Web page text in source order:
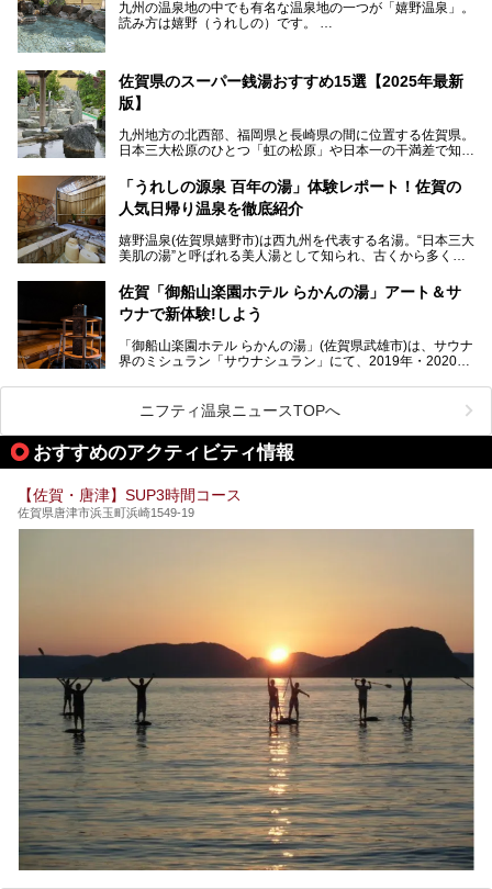
文化財のラグジュアリー名宿で、お得にプチ贅沢体験を。今
九州の温泉地の中でも有名な温泉地の一つが「嬉野温泉」。
読み方は嬉野（うれしの）です。
り、「美肌祈願」ができる豊玉姫神社があったりと見どころ
満載。
温泉も日帰り温泉施設から老舗の旅館までバラエティに富ん
でいて、老若男女、家族からカップルまで満喫できます。
時間がゆっくりと流れ、観光も楽しめる嬉野温泉、その中で
も人気の日帰り温泉を紹介します！
泉質はもちろん、施設も充実している所が多く、いくつも回
りたい場所ばかりですよ。
佐賀県のスーパー銭湯おすすめ15選【2025年最新
版】
九州地方の北西部、福岡県と長崎県の間に位置する佐賀県。
日本三大松原のひとつ「虹の松原」や日本一の干満差で知ら
魅力です。有田焼や伊万里焼、唐津焼などのやきものが盛ん
なことでも知られています。
佐賀県にはまた、嬉野温泉や武雄温泉を筆頭に数多くの温泉
と言われるほど。今回は、そんな佐賀県で特におすすめのス
ーパー銭湯をピックアップしました。
「うれしの源泉 百年の湯」体験レポート！佐賀の
人気日帰り温泉を徹底紹介
嬉野温泉(佐賀県嬉野市)は西九州を代表する名湯。“日本三大
美肌の湯”と呼ばれる美人湯として知られ、古くから多くの
中でも「うれしの源泉 百年の湯」は、嬉野温泉では数少な
い日帰り入浴専門施設のひとつ。多くの常連客や観光客に親
しまれています。
今回は、地元九州在住のニフティ温泉ライターである筆者が
「うれしの源泉 百年の湯」を現地体験。定番の大浴場をは
提供元：うれしの源泉 百年の湯【PR】
この記事はうれしの源泉 百年の湯のPRレポート記事です。
佐賀「御船山楽園ホテル らかんの湯」アート＆サ
ウナで新体験!しよう
「御船山楽園ホテル らかんの湯」(佐賀県武雄市)は、サウナ
界のミシュラン「サウナシュラン」にて、2019年・2020
一のサウナと言っても過言ではありません。
今回は、その大注目のサウナと温泉入浴施設を、男女別浴室
ごとに現地取材してきました！ さらには、御船山楽園で同
時開催中のチームラボ作品展も併せてご紹介。アート＆サウ
ナというかつてどこにも無かった組み合わせで、新体験!し
ニフティ温泉ニュースTOPへ
おすすめのアクティビティ情報
【佐賀・唐津】SUP3時間コース
佐賀県唐津市浜玉町浜崎1549-19